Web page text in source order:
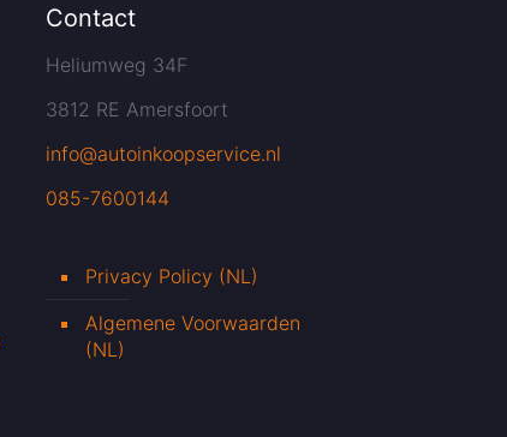
Contact
Heliumweg 34F
3812 RE Amersfoort
info@autoinkoopservice.nl
085-7600144
Privacy Policy (NL)
Algemene Voorwaarden
(NL)